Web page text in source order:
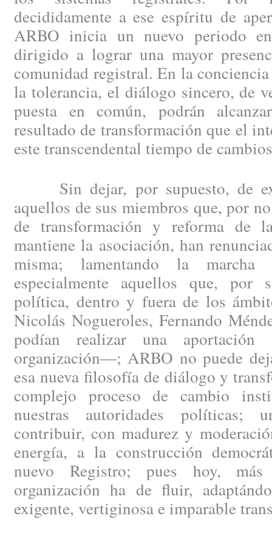
decididamente a ese espíritu de
ARBO inicia un nuevo periodo
dirigido a lograr una mayor
comunidad registral. En la
la tolerancia, el diálogo sincero, de
puesta en común, podrán
resultado de transformación que el
este transcendental tiempo de
Sin dejar, por supuesto, de
aquellos de sus miembros que, por
de transformación y reforma de
mantiene la asociación, han
misma; lamentando la
especialmente aquellos que, por
política, dentro y fuera de los
Nicolás Nogueroles, Fernando
podían realizar una aportación
organización—; ARBO no puede
esa nueva filosofía de diálogo y
complejo proceso de cambio
nuestras autoridades políticas;
contribuir, con madurez y
energía, a la construcción
nuevo Registro; pues hoy,
organización ha de fluir,
exigente, vertiginosa e imparable